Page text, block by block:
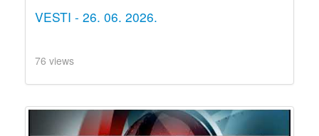
VESTI - 26. 06. 2026.
76 views